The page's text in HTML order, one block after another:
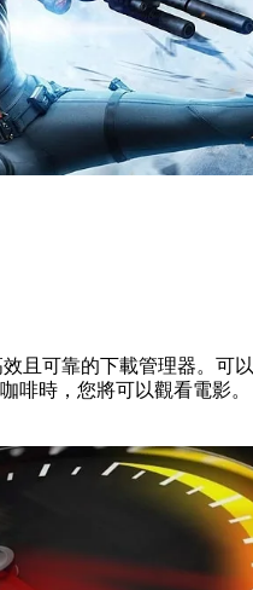
且可靠的下載管理器。可以
啡時，您將可以觀看電影。